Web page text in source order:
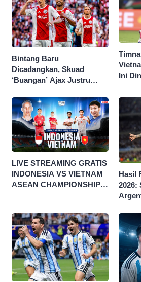
Bintang Baru
Dicadangkan, Skuad
‘Buangan’ Ajax Justru
Ini
LIVE STREAMING GRATIS
INDONESIA VS VIETNAM
ASEAN CHAMPIONSHIP
Hasil
2026: